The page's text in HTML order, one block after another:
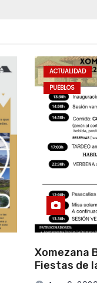
ACTUALIDAD
PUEBLOS
Xomezana
Fiestas de
y 23 de